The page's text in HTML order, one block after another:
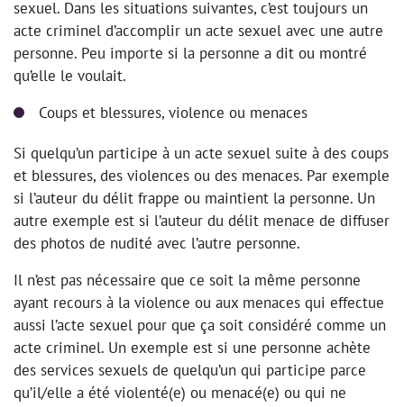
sexuel. Dans les situations suivantes, c’est toujours un
acte criminel d’accomplir un acte sexuel avec une autre
personne. Peu importe si la personne a dit ou montré
qu’elle le voulait.
Coups et blessures, violence ou menaces
Si quelqu’un participe à un acte sexuel suite à des coups
et blessures, des violences ou des menaces. Par exemple
si l’auteur du délit frappe ou maintient la personne. Un
autre exemple est si l’auteur du délit menace de diffuser
des photos de nudité avec l’autre personne.
Il n’est pas nécessaire que ce soit la même personne
ayant recours à la violence ou aux menaces qui effectue
aussi l’acte sexuel pour que ça soit considéré comme un
acte criminel. Un exemple est si une personne achète
des services sexuels de quelqu’un qui participe parce
qu’il/elle a été violenté(e) ou menacé(e) ou qui ne